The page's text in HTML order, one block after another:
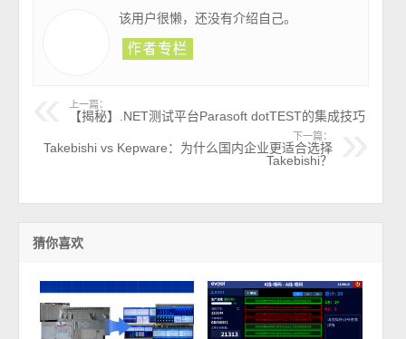
该用户很懒，还没有介绍自己。
上一篇：
【揭秘】.NET测试平台Parasoft dotTEST的集成技巧
下一篇：
Takebishi vs Kepware：为什么国内企业更适合选择
Takebishi？
猜你喜欢